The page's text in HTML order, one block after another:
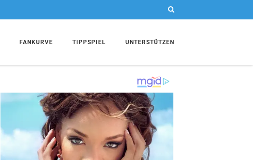
FANKURVE TIPPSPIEL UNTERSTÜTZEN